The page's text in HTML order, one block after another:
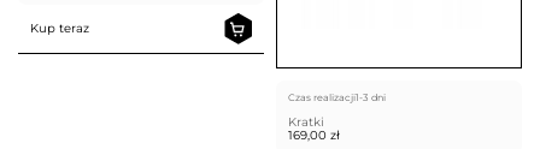
Kup teraz
Czas realizacji1-3 dni
Kratki
169,00 zł